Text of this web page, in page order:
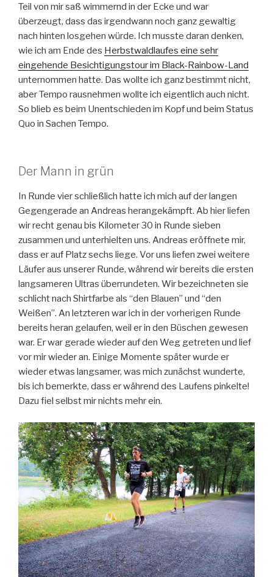
Teil von mir saß wimmernd in der Ecke und war
überzeugt, dass das irgendwann noch ganz gewaltig
nach hinten losgehen würde. Ich musste daran denken,
wie ich am Ende des Herbstwaldlaufes eine sehr
eingehende Besichtigungstour im Black-Rainbow-Land
unternommen hatte. Das wollte ich ganz bestimmt nicht,
aber Tempo rausnehmen wollte ich eigentlich auch nicht.
So blieb es beim Unentschieden im Kopf und beim Status
Quo in Sachen Tempo.
Der Mann in grün
In Runde vier schließlich hatte ich mich auf der langen
Gegengerade an Andreas herangekämpft. Ab hier liefen
wir recht genau bis Kilometer 30 in Runde sieben
zusammen und unterhielten uns. Andreas eröffnete mir,
dass er auf Platz sechs liege. Vor uns liefen zwei weitere
Läufer aus unserer Runde, während wir bereits die ersten
langsameren Ultras überrundeten. Wir bezeichneten sie
schlicht nach Shirtfarbe als “den Blauen” und “den
Weißen”. An letzteren war ich in der vorherigen Runde
bereits heran gelaufen, weil er in den Büschen gewesen
war. Er war gerade wieder auf den Weg getreten und lief
vor mir wieder an. Einige Momente später wurde er
wieder etwas langsamer, was mich zunächst wunderte,
bis ich bemerkte, dass er während des Laufens pinkelte!
Dazu fiel selbst mir nichts mehr ein.